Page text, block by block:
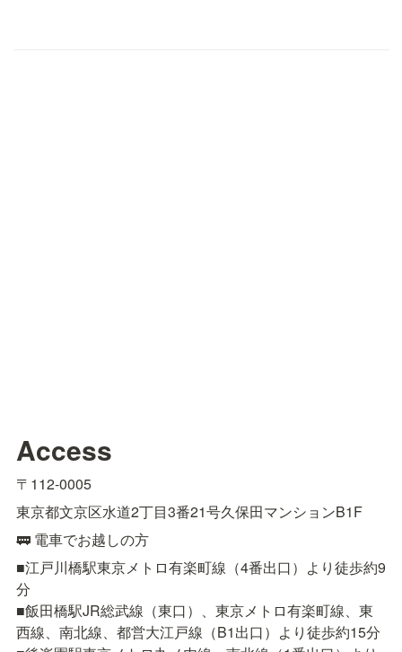
Access
〒112-0005
東京都文京区水道2丁目3番21号久保田マンションB1F
🚃 電車でお越しの方
■江戸川橋駅東京メトロ有楽町線（4番出口）より徒歩約9
分
■飯田橋駅JR総武線（東口）、東京メトロ有楽町線、東
西線、南北線、都営大江戸線（B1出口）より徒歩約15分